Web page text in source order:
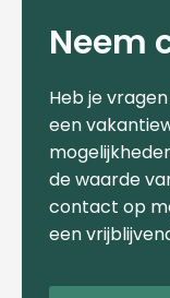
Neem
Heb je
een
de waarde
contact op
een